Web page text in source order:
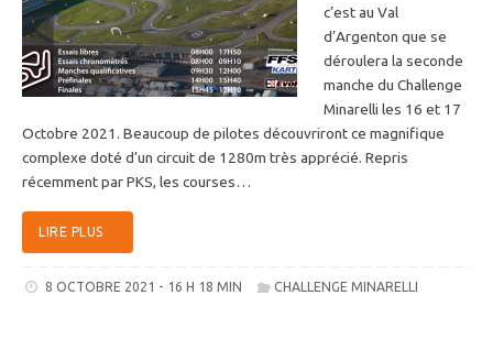
c’est au Val
d’Argenton que se
déroulera la seconde
manche du Challenge
Minarelli les 16 et 17
Octobre 2021. Beaucoup de pilotes découvriront ce magnifique
complexe doté d’un circuit de 1280m très apprécié. Repris
récemment par PKS, les courses…
LIRE PLUS
8 OCTOBRE 2021 - 16 H 18 MIN CHALLENGE MINARELLI